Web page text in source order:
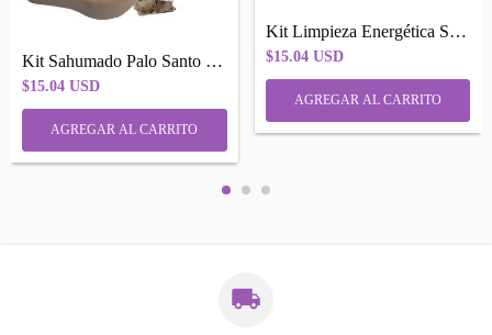
Kit Sahumado Palo Santo Madera Sagrada L...
$15.04 USD
Kit Limpieza Energética Sagrada Madre
$15.04 USD